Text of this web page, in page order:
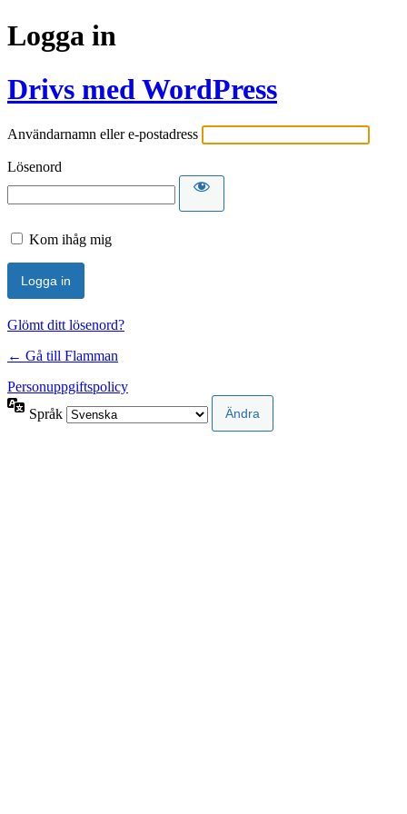
Logga in
Drivs med WordPress
Användarnamn eller e-postadress
Lösenord
Kom ihåg mig
Glömt ditt lösenord?
← Gå till Flamman
Personuppgiftspolicy
Språk